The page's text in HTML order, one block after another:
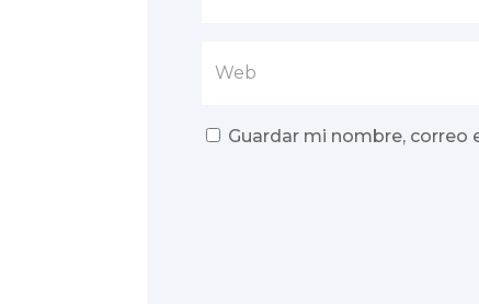
Guardar mi nombre, correo